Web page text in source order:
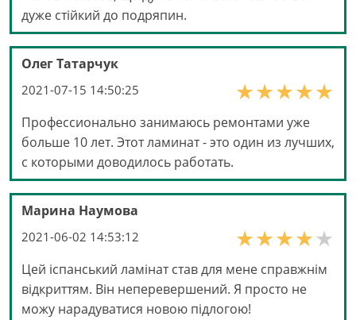
дуже стійкий до подряпин.
Олег Татарчук
2021-07-15 14:50:25
Профессионально занимаюсь ремонтами уже
больше 10 лет. Этот ламинат - это один из лучших,
с которыми доводилось работать.
Марина Наумова
2021-06-02 14:53:12
Цей іспанський ламінат став для мене справжнім
відкриттям. Він неперевершений. Я просто не
можу нарадуватися новою підлогою!